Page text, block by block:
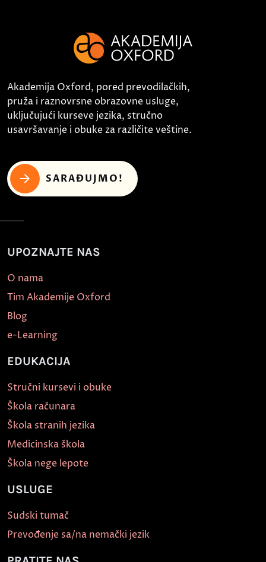
Akademija Oxford, pored prevodilačkih,
pruža i raznovrsne obrazovne usluge,
uključujući kurseve jezika, stručno
usavršavanje i obuke za različite veštine.
SARAĐUJMO!
UPOZNAJTE NAS
O nama
Tim Akademije Oxford
Blog
e-Learning
EDUKACIJA
Stručni kursevi i obuke
Škola računara
Škola stranih jezika
Medicinska škola
Škola nege lepote
USLUGE
Sudski tumač
Prevođenje sa/na nemački jezik